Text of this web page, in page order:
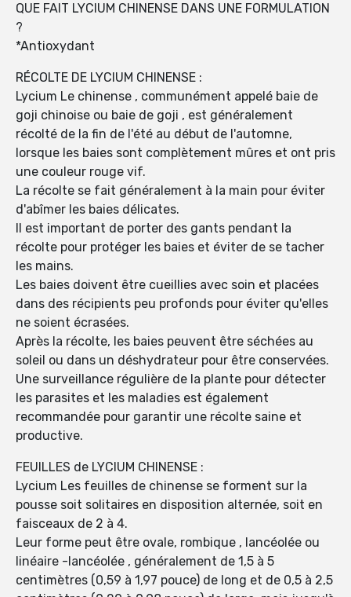
QUE FAIT LYCIUM CHINENSE DANS UNE FORMULATION
?
*Antioxydant
RÉCOLTE DE LYCIUM CHINENSE :
Lycium Le chinense , communément appelé baie de
goji chinoise ou baie de goji , est généralement
récolté de la fin de l'été au début de l'automne,
lorsque les baies sont complètement mûres et ont pris
une couleur rouge vif.
La récolte se fait généralement à la main pour éviter
d'abîmer les baies délicates.
Il est important de porter des gants pendant la
récolte pour protéger les baies et éviter de se tacher
les mains.
Les baies doivent être cueillies avec soin et placées
dans des récipients peu profonds pour éviter qu'elles
ne soient écrasées.
Après la récolte, les baies peuvent être séchées au
soleil ou dans un déshydrateur pour être conservées.
Une surveillance régulière de la plante pour détecter
les parasites et les maladies est également
recommandée pour garantir une récolte saine et
productive.
FEUILLES de LYCIUM CHINENSE :
Lycium Les feuilles de chinense se forment sur la
pousse soit solitaires en disposition alternée, soit en
faisceaux de 2 à 4.
Leur forme peut être ovale, rombique , lancéolée ou
linéaire -lancéolée , généralement de 1,5 à 5
centimètres (0,59 à 1,97 pouce) de long et de 0,5 à 2,5